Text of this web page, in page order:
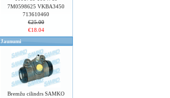
7M0598625 VKBA3450
713610460
€25.00
€18.04
Jaunumi
Bremžu cilindrs SAMKO